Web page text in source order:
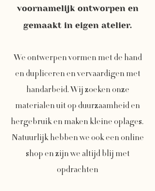
voornamelijk ontworpen en
gemaakt in eigen atelier.
We ontwerpen vormen met de hand
en dupliceren en vervaardigen met
handarbeid. Wij zoeken onze
materialen uit op duurzaamheid en
hergebruik en maken kleine oplages.
Natuurlijk hebben we ook een online
shop en zijn we altijd blij met
opdrachten